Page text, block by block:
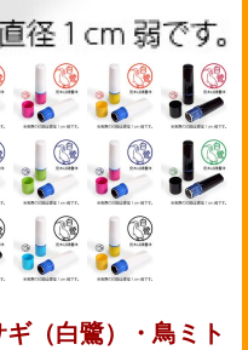
（白鷺）・鳥ミト